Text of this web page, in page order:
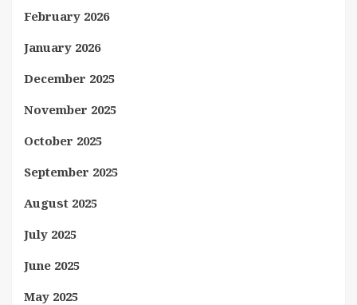
February 2026
January 2026
December 2025
November 2025
October 2025
September 2025
August 2025
July 2025
June 2025
May 2025